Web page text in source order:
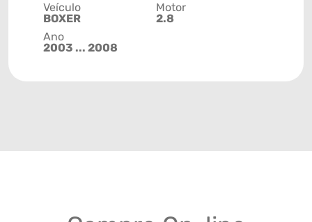
Veículo
BOXER
Ano
2003 ... 2008
Motor
2.8